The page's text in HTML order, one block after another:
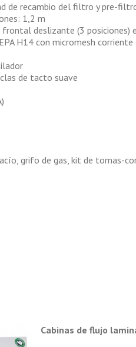
de recambio del filtro y pre-
1,2 m
frontal deslizante (3 posiciones)
H14 con micromesh
de tacto suave
grifo de gas, kit de tomas-
Cabinas de flujo